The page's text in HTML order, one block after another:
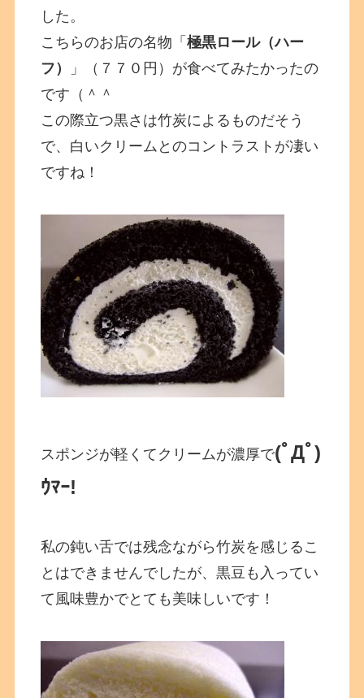
した。
こちらのお店の名物「極黒ロール（ハー
フ）
」（７７０円）が食べてみたかったの
です（＾＾
この際立つ黒さは竹炭によるものだそう
で、白いクリームとのコントラストが凄い
ですね！
スポンジが軽くてクリームが濃厚で(ﾟДﾟ)
ｳﾏｰ!
私の鈍い舌では残念ながら竹炭を感じるこ
とはできませんでしたが、黒豆も入ってい
て風味豊かでとても美味しいです！